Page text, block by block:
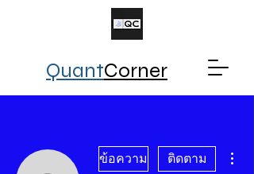
QuantCorner
ข้อความ ติดตาม